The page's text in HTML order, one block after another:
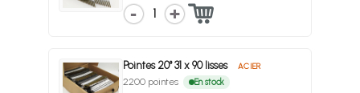
1
Pointes 20° 31 x 90 lisses ACIER
2200 pointes En stock